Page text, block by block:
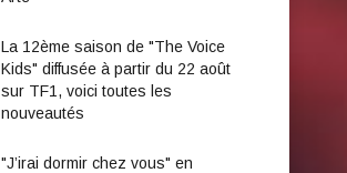
La 12ème saison de "The Voice
Kids" diffusée à partir du 22 août
sur TF1, voici toutes les
nouveautés
"J’irai dormir chez vous" en